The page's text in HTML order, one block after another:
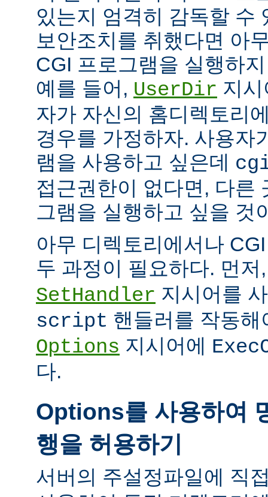
있는지 엄격히 감독할 수
보안조치를 취했다면 아
CGI 프로그램을 실행하
예를 들어, UserDir 지
자가 자신의 홈디렉토리
경우를 가정하자. 사용자
램을 사용하고 싶은데
접근권한이 없다면, 다른
그램을 실행하고 싶을 것
아무 디렉토리에서나
두 과정이 필요하다. 먼
SetHandler 지시어를
script 핸들러를 작동
Options 지시어에
다.
Options를 사용하여
행을 허용하기
서버의 주설정파일에 직